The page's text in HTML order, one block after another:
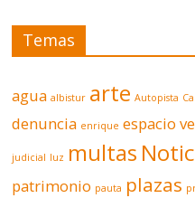
Temas
agua albistur arte Autopista
denuncia enrique espacio
judicial luz multas
patrimonio pauta plazas